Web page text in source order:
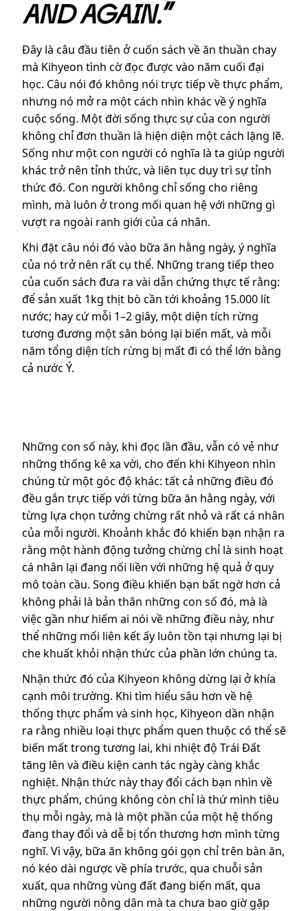
AND AGAIN.”
Đây là câu đầu tiên ở cuốn sách về ăn thuần chay
mà Kihyeon tình cờ đọc được vào năm cuối đại
học. Câu nói đó không nói trực tiếp về thực phẩm,
nhưng nó mở ra một cách nhìn khác về ý nghĩa
cuộc sống. Một đời sống thực sự của con người
không chỉ đơn thuần là hiện diện một cách lặng lẽ.
Sống như một con người có nghĩa là ta giúp người
khác trở nên tỉnh thức, và liên tục duy trì sự tỉnh
thức đó. Con người không chỉ sống cho riêng
mình, mà luôn ở trong mối quan hệ với những gì
vượt ra ngoài ranh giới của cá nhân.
Khi đặt câu nói đó vào bữa ăn hằng ngày, ý nghĩa
của nó trở nên rất cụ thể. Những trang tiếp theo
của cuốn sách đưa ra vài dẫn chứng thực tế rằng:
để sản xuất 1kg thịt bò cần tới khoảng 15.000 lít
nước; hay cứ mỗi 1–2 giây, một diện tích rừng
tương đương một sân bóng lại biến mất, và mỗi
năm tổng diện tích rừng bị mất đi có thể lớn bằng
cả nước Ý.
Những con số này, khi đọc lần đầu, vẫn có vẻ như
những thống kê xa vời, cho đến khi Kihyeon nhìn
chúng từ một góc độ khác: tất cả những điều đó
đều gắn trực tiếp với từng bữa ăn hằng ngày, với
từng lựa chọn tưởng chừng rất nhỏ và rất cá nhân
của mỗi người. Khoảnh khắc đó khiến bạn nhận ra
rằng một hành động tưởng chừng chỉ là sinh hoạt
cá nhân lại đang nối liền với những hệ quả ở quy
mô toàn cầu. Song điều khiến bạn bất ngờ hơn cả
không phải là bản thân những con số đó, mà là
việc gần như hiếm ai nói về những điều này, như
thể những mối liên kết ấy luôn tồn tại nhưng lại bị
che khuất khỏi nhận thức của phần lớn chúng ta.
Nhận thức đó của Kihyeon không dừng lại ở khía
cạnh môi trường. Khi tìm hiểu sâu hơn về hệ
thống thực phẩm và sinh học, Kihyeon dần nhận
ra rằng nhiều loại thực phẩm quen thuộc có thể sẽ
biến mất trong tương lai, khi nhiệt độ Trái Đất
tăng lên và điều kiện canh tác ngày càng khắc
nghiệt. Nhận thức này thay đổi cách bạn nhìn về
thực phẩm, chúng không còn chỉ là thứ mình tiêu
thụ mỗi ngày, mà là một phần của một hệ thống
đang thay đổi và dễ bị tổn thương hơn mình từng
nghĩ. Vì vậy, bữa ăn không gói gọn chỉ trên bàn ăn,
nó kéo dài ngược về phía trước, qua chuỗi sản
xuất, qua những vùng đất đang biến mất, qua
những người nông dân mà ta chưa bao giờ gặp